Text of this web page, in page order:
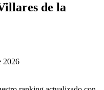
de la
2026